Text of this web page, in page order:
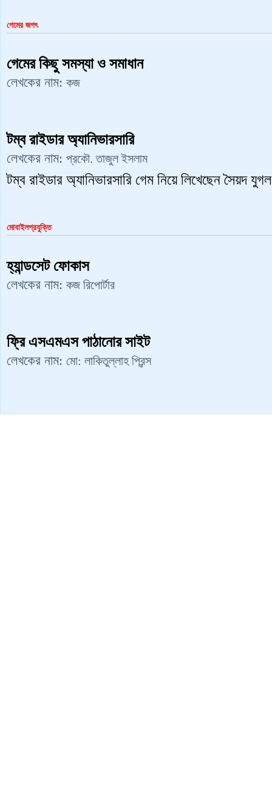
গেমের জগৎ
গেমের কিছু সমস্যা ও সমাধান
লেখকের নাম: কজ
টম্ব রাইডার অ্যানিভারসারি
লেখকের নাম: প্রকৌ. তাজুল ইসলাম
টম্ব রাইডার অ্যানিভারসারি গেম নিয়ে লিখেছেন সৈয়দ
মোবাইলপ্রযুক্তি
হ্যান্ডসেট ফোকাস
লেখকের নাম: কজ রিপোর্টার
ফ্রি এসএমএস পাঠানোর সাইট
লেখকের নাম: মো: লাকিতুল্লাহ প্রিন্স